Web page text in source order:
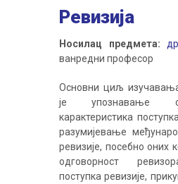
Ревизија
Носилац предмета:
ванредни професор
Основни циљ
је упознавање
карактеристика
разумијевање
ревизије, посебно оних
одговорност
поступка ревизије,